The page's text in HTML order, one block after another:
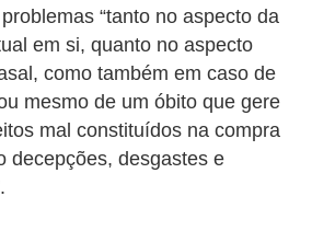
“tanto no aspecto da
em si, quanto no aspecto
como também em caso de
mesmo de um óbito que gere
mal constituídos na compra
decepções, desgastes e